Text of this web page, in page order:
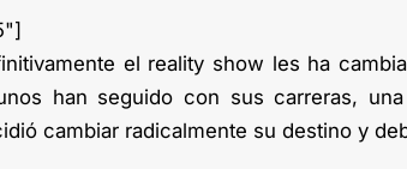
el reality show les ha
han seguido con sus carreras,
cambiar radicalmente su destino y